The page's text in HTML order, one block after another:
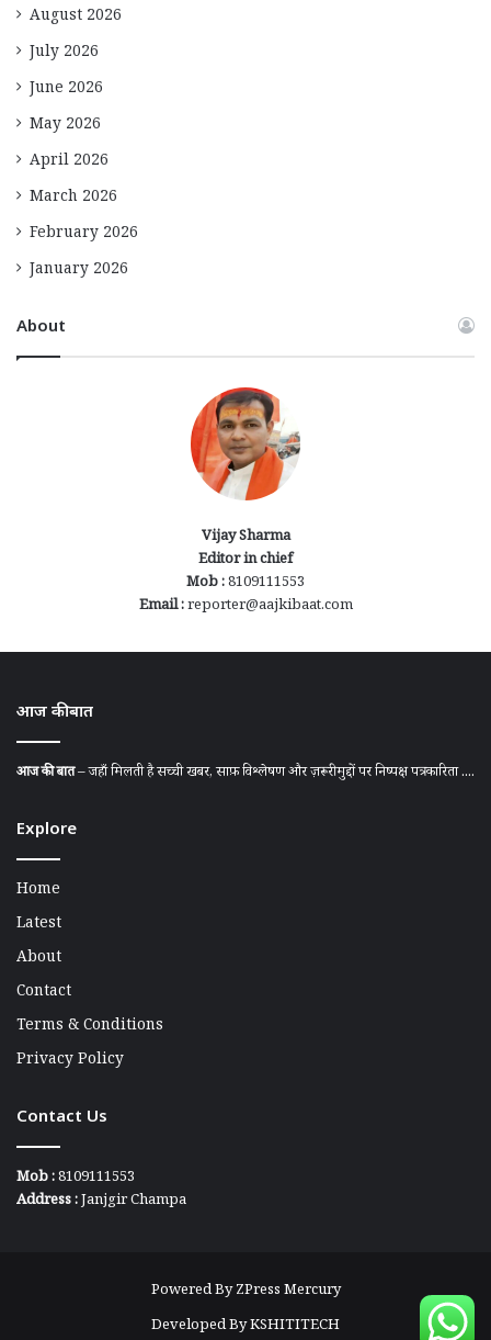
August 2026
July 2026
June 2026
May 2026
April 2026
March 2026
February 2026
January 2026
About
Vijay Sharma
Editor in chief
Mob :8109111553
Email :reporter@aajkibaat.com
आज की बात
आज की बात– जहाँ मिलती है सच्ची खबर, साफ़ विश्लेषण और ज़रूरी मुद्दों पर निष्पक्ष पत्रकारिता ....
Explore
Home
Latest
About
Contact
Terms & Conditions
Privacy Policy
Contact Us
Mob :8109111553
Address :Janjgir Champa
Powered ByZPress Mercury
Developed ByKSHITITECH